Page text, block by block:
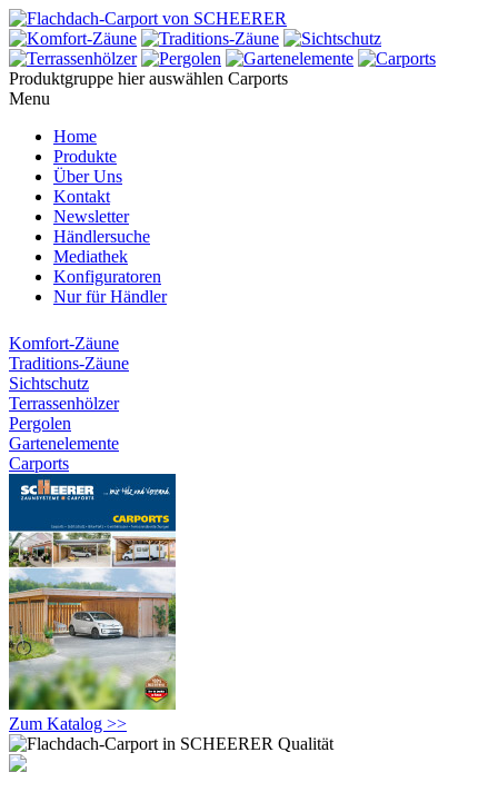
Produktgruppe hier auswählen Carports
Menu
Home
Produkte
Über Uns
Kontakt
Newsletter
Händlersuche
Mediathek
Konfiguratoren
Nur für Händler
Komfort-Zäune
Traditions-Zäune
Sichtschutz
Terrassenhölzer
Pergolen
Gartenelemente
Carports
Zum Katalog >>